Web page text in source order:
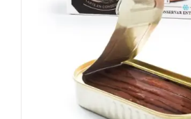
DETALLES